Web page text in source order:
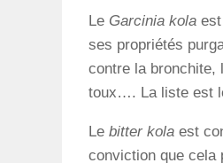
Le Garcinia kola
ses propriétés
contre la bronchite,
toux…. La liste est
Le bitter kola est
conviction que cela